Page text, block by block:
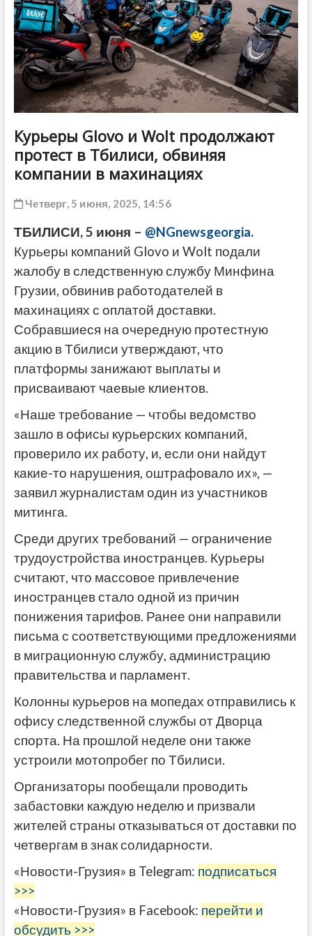
Курьеры Glovo и Wolt продолжают
протест в Тбилиси, обвиняя
компании в махинациях
Четверг, 5 июня, 2025, 14:56
ТБИЛИСИ, 5 июня – @NGnewsgeorgia.
Курьеры компаний Glovo и Wolt подали
жалобу в следственную службу Минфина
Грузии, обвинив работодателей в
махинациях с оплатой доставки.
Собравшиеся на очередную протестную
акцию в Тбилиси утверждают, что
платформы занижают выплаты и
присваивают чаевые клиентов.
«Наше требование — чтобы ведомство
зашло в офисы курьерских компаний,
проверило их работу, и, если они найдут
какие-то нарушения, оштрафовало их», —
заявил журналистам один из участников
митинга.
Среди других требований — ограничение
трудоустройства иностранцев. Курьеры
считают, что массовое привлечение
иностранцев стало одной из причин
понижения тарифов. Ранее они направили
письма с соответствующими предложениями
в миграционную службу, администрацию
правительства и парламент.
Колонны курьеров на мопедах отправились к
офису следственной службы от Дворца
спорта. На прошлой неделе они также
устроили мотопробег по Тбилиси.
Организаторы пообещали проводить
забастовки каждую неделю и призвали
жителей страны отказываться от доставки по
четвергам в знак солидарности.
«Новости-Грузия» в Telegram: подписаться
>>>
«Новости-Грузия» в Facebook: перейти и
обсудить >>>